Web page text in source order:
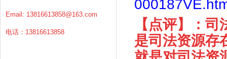
Email: 13816613858@163.com
电话：13816613858
【点评】：
是司法资源存